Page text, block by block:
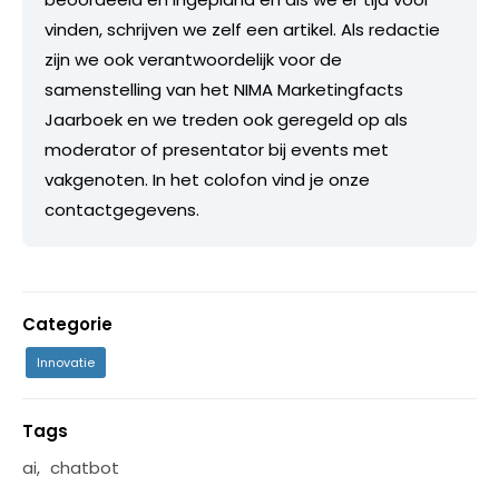
vinden, schrijven we zelf een artikel. Als redactie
zijn we ook verantwoordelijk voor de
samenstelling van het NIMA Marketingfacts
Jaarboek en we treden ook geregeld op als
moderator of presentator bij events met
vakgenoten. In het colofon vind je onze
contactgegevens.
Categorie
Innovatie
Tags
ai, chatbot